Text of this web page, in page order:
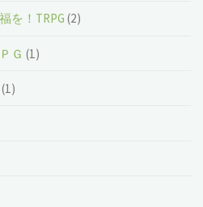
を！TRPG (2)
Ｇ (1)